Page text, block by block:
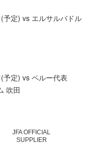
定) vs エルサルバドル
定) vs ペルー代表
吹田
JFA OFFICIAL
SUPPLIER